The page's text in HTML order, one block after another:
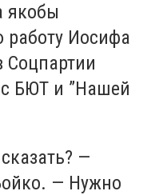
якобы
работу Иосифа
Соцпартии
БЮТ и ”Нашей
—
— Нужно